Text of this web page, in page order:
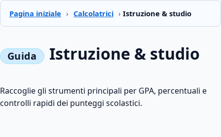
Pagina iniziale › Calcolatrici › Istruzione & studio
Istruzione & studio
Raccoglie gli strumenti principali per GPA, percentuali e
controlli rapidi dei punteggi scolastici.